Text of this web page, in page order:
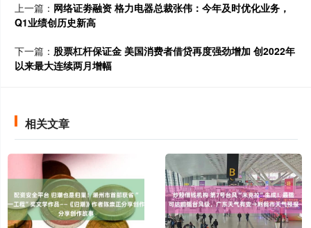
上一篇： 网络证劵融资 格力电器总裁张伟：今年及时优化业务，
Q1业绩创历史新高
下一篇： 股票杠杆保证金 美国消费者借贷再度强劲增加 创2022年
以来最大连续两月增幅
相关文章